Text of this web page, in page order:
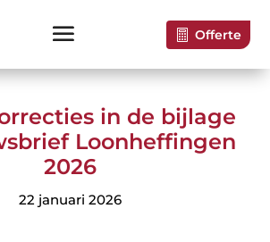
Offerte
in de bijlage
Loonheffingen
2026
22 januari 2026